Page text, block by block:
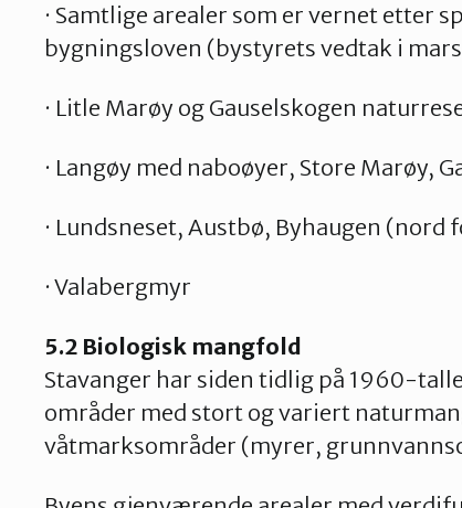
· Samtlige arealer som er vernet etter
bygningsloven (bystyrets vedtak i
· Litle Marøy og Gauselskogen
· Langøy med naboøyer, Store Marøy,
· Lundsneset, Austbø, Byhaugen
· Valabergmyr
5.2 Biologisk mangfold
Stavanger har siden tidlig på 1960-
områder med stort og variert
våtmarksområder (myrer,